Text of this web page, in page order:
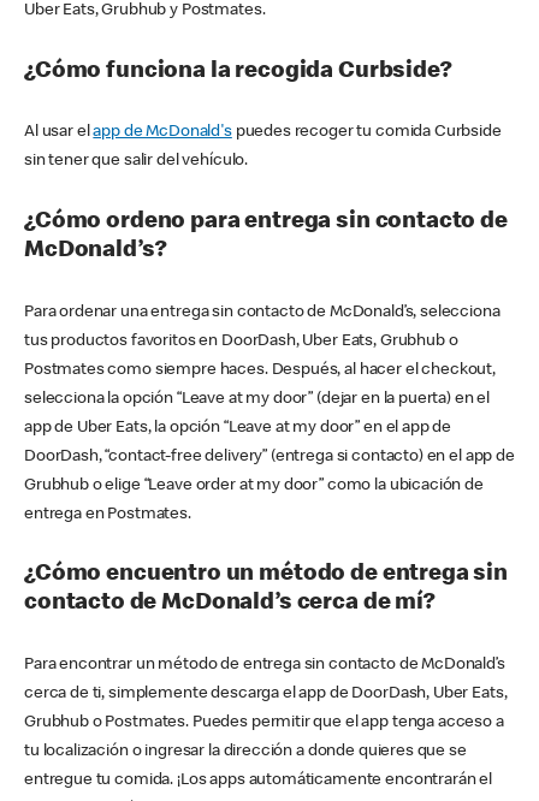
Uber Eats, Grubhub y Postmates.
¿Cómo funciona la recogida Curbside?
Al usar elapp de McDonald'spuedes recoger tu comida Curbside
sin tener que salir del vehículo.
¿Cómo ordeno para entrega sin contacto de
McDonald’s?
Para ordenar una entrega sin contacto de McDonald’s, selecciona
tus productos favoritos en DoorDash, Uber Eats, Grubhub o
Postmates como siempre haces. Después, al hacer el checkout,
selecciona la opción “Leave at my door” (dejar en la puerta) en el
app de Uber Eats, la opción “Leave at my door” en el app de
DoorDash, “contact-free delivery” (entrega si contacto) en el app de
Grubhub o elige “Leave order at my door” como la ubicación de
entrega en Postmates.
¿Cómo encuentro un método de entrega sin
contacto de McDonald’s cerca de mí?
Para encontrar un método de entrega sin contacto de McDonald’s
cerca de ti, simplemente descarga el app de DoorDash, Uber Eats,
Grubhub o Postmates. Puedes permitir que el app tenga acceso a
tu localización o ingresar la dirección a donde quieres que se
entregue tu comida. ¡Los apps automáticamente encontrarán el